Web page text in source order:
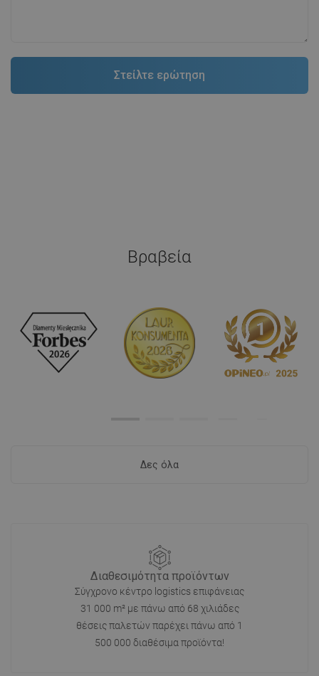
Βραβεία
Δες όλα
Διαθεσιμότητα προϊόντων
Σύγχρονο κέντρο logistics επιφάνειας
31 000 m² με πάνω από 68 χιλιάδες
θέσεις παλετών παρέχει πάνω από 1
500 000 διαθέσιμα προϊόντα!